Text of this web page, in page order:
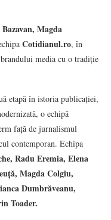
Magda
Cotidianul.ro, în
media cu o tradiție
etapă în istoria publicației,
o echipă
față de jurnalismul
contemporan. Echipa
Radu Eremia, Elena
Magda Colgiu,
Dumbrăveanu,
Toader.